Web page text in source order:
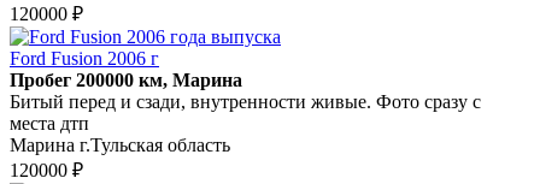
120000 ₽
Ford Fusion 2006 г
Пробег 200000 км, Марина
Битый перед и сзади, внутренности живые. Фото сразу с
места дтп
Марина г.Тульская область
120000 ₽